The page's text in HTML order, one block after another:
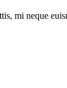
mi neque